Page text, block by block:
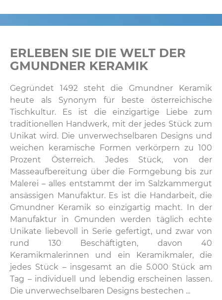
ERLEBEN SIE DIE WELT DER
GMUNDNER KERAMIK
Gegründet 1492 steht die Gmundner Keramik
heute als Synonym für beste österreichische
Tischkultur. Es ist die einzigartige Liebe zum
traditionellen Handwerk, mit der jedes Stück zum
Unikat wird. Die unverwechselbaren Designs und
weichen keramische Formen verkörpern zu 100
Prozent Österreich. Jedes Stück, von der
Masseaufbereitung über die Formgebung bis zur
Malerei – alles entstammt der im Salzkammergut
ansässigen Manufaktur. Es ist die Handarbeit, die
Gmundner Keramik so einzigartig macht. In der
Manufaktur in Gmunden werden täglich echte
Unikate liebevoll in Serie gefertigt, und zwar von
rund 130 Beschäftigten, davon 40
Keramikmalerinnen und ein Keramikmaler, die
jedes Stück – insgesamt an die 5.000 Stück am
Tag – individuell und lebendig erscheinen lassen.
Die unverwechselbaren Designs bestechen ...